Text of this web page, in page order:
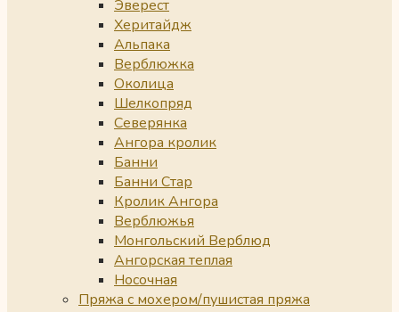
Эверест
Херитайдж
Альпака
Верблюжка
Околица
Шелкопряд
Северянка
Ангора кролик
Банни
Банни Стар
Кролик Ангора
Верблюжья
Монгольский Верблюд
Ангорская теплая
Носочная
Пряжа с мохером/пушистая пряжа